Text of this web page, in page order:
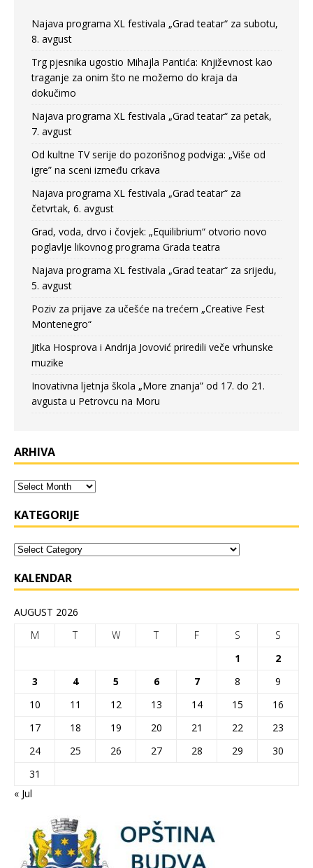
Najava programa XL festivala „Grad teatar“ za subotu,
8. avgust
Trg pjesnika ugostio Mihajla Pantića: Književnost kao
traganje za onim što ne možemo do kraja da
dokučimo
Najava programa XL festivala „Grad teatar“ za petak,
7. avgust
Od kultne TV serije do pozorišnog podviga: „Više od
igre” na sceni između crkava
Najava programa XL festivala „Grad teatar“ za
četvrtak, 6. avgust
Grad, voda, drvo i čovjek: „Equilibrium“ otvorio novo
poglavlje likovnog programa Grada teatra
Najava programa XL festivala „Grad teatar“ za srijedu,
5. avgust
Poziv za prijave za učešće na trećem „Creative Fest
Montenegro“
Jitka Hosprova i Andrija Jovović priredili veče vrhunske
muzike
Inovativna ljetnja škola „More znanja” od 17. do 21.
avgusta u Petrovcu na Moru
ARHIVA
KATEGORIJE
KALENDAR
AUGUST 2026
M
T W T F S
S
1
2
3
4 5 6 7 8
9
10
11 12 13 14 15
16
17
18 19 20 21 22
23
24
25 26 27 28 29
30
31
« Jul